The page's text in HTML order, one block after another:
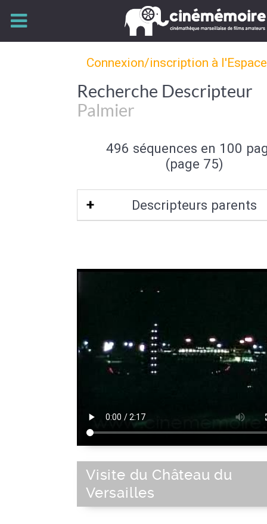
Connexion/inscription à
Recherche Descripteur
Palmier
496 séquences en 100
(page 75)
Descripteurs parents
Visite du Château du
Versailles